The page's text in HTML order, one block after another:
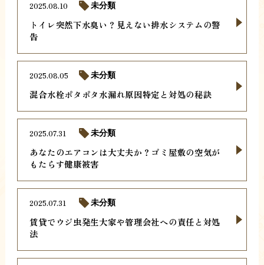
トイレ突然下水臭い？見えない排水システムの警
告
2025.08.10 未分類
混合水栓ポタポタ水漏れ原因特定と対処の秘訣
2025.08.05 未分類
あなたのエアコンは大丈夫か？ゴミ屋敷の空気が
もたらす健康被害
2025.07.31 未分類
賃貸でウジ虫発生大家や管理会社への責任と対処
法
2025.07.31 未分類